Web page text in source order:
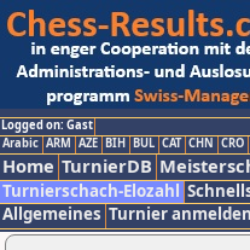
Logged on: Gast
Arabic ARM AZE BIH BUL CAT CHN CRO
Home TurnierDB
Turnierschach-Elozahl
Allgemeines Turnier